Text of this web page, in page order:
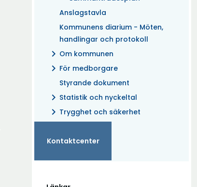
Anslagstavla
Kommunens diarium - Möten,
handlingar och protokoll
chevron_right Om kommunen
chevron_right För medborgare
Styrande dokument
chevron_right Statistik och nyckeltal
chevron_right Trygghet och säkerhet
Kontaktcenter